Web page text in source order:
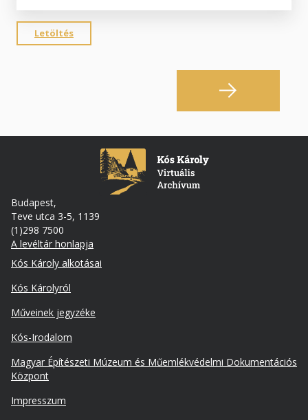
Letöltés
Budapest,
Teve utca 3-5, 1139
(1)298 7500
A levéltár honlapja
Footer
Kós Károly alkotásai
Kós Károlyról
Műveinek jegyzéke
Kós-Irodalom
Lábléc
másodlagos
Magyar Építészeti Múzeum és Műemlékvédelmi Dokumentációs
Központ
Impresszum